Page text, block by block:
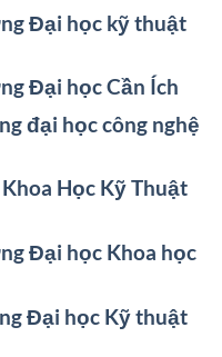
Đại học kỹ thuật
Đại học Cần Ích
đại học công nghệ
Học Kỹ Thuật
Đại học Khoa học
Đại học Kỹ thuật